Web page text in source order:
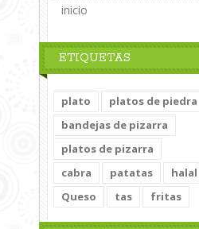
inicio
ETIQUETAS
plato
platos de piedra
bandejas de pizarra
platos de pizarra
cabra
patatas
halal
Queso
tas fritas